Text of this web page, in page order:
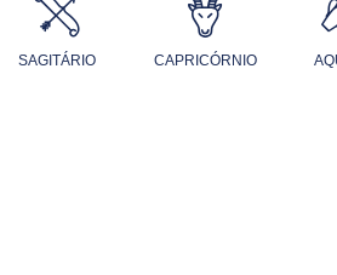
SAGITÁRIO CAPRICÓRNIO